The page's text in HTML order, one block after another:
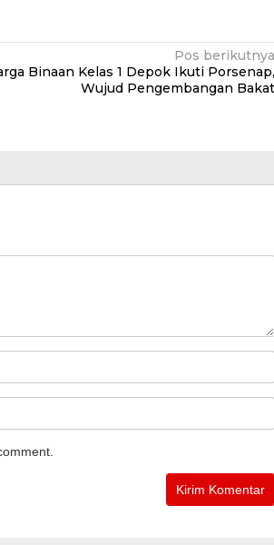
Pos berikutnya
Binaan Kelas 1 Depok Ikuti Porsenap,
Wujud Pengembangan Bakat